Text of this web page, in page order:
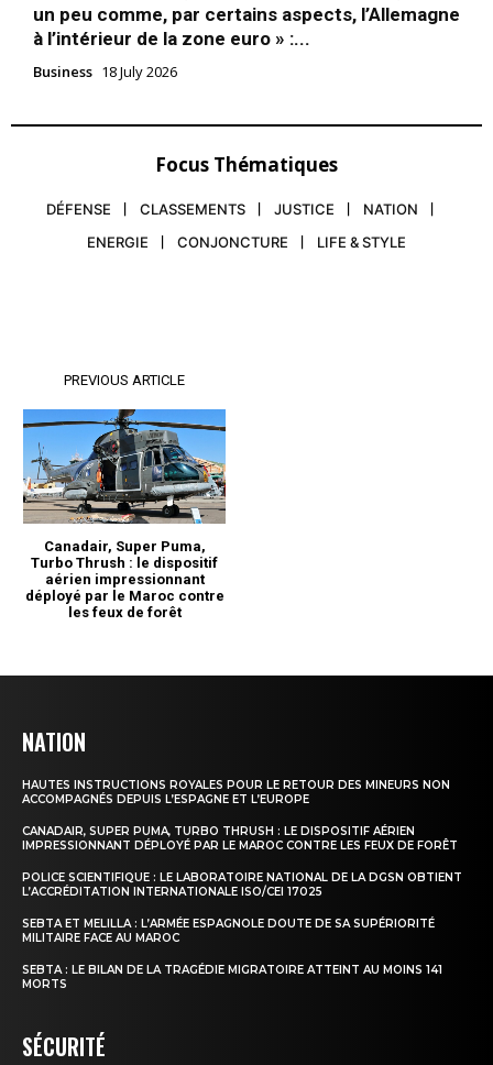
NATION
HAUTES INSTRUCTIONS ROYALES POUR LE RETOUR DES MINEURS NON
ACCOMPAGNÉS DEPUIS L’ESPAGNE ET L’EUROPE
CANADAIR, SUPER PUMA, TURBO THRUSH : LE DISPOSITIF AÉRIEN
IMPRESSIONNANT DÉPLOYÉ PAR LE MAROC CONTRE LES FEUX DE FORÊT
POLICE SCIENTIFIQUE : LE LABORATOIRE NATIONAL DE LA DGSN OBTIENT
L’ACCRÉDITATION INTERNATIONALE ISO/CEI 17025
SEBTA ET MELILLA : L’ARMÉE ESPAGNOLE DOUTE DE SA SUPÉRIORITÉ
MILITAIRE FACE AU MAROC
SEBTA : LE BILAN DE LA TRAGÉDIE MIGRATOIRE ATTEINT AU MOINS 141
MORTS
SÉCURITÉ